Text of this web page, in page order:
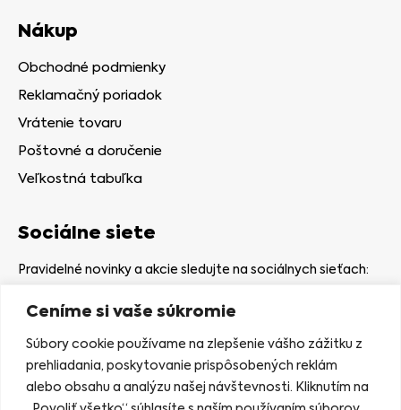
Ceníme si vaše súkromie
Súbory cookie používame na zlepšenie vášho zážitku z
prehliadania, poskytovanie prispôsobených reklám
alebo obsahu a analýzu našej návštevnosti. Kliknutím na
Nákup
Obchodné podmienky
Reklamačný poriadok
Vrátenie tovaru
Poštovné a doručenie
Veľkostná tabuľka
Sociálne siete
Pravidelné novinky a akcie sledujte na sociálnych sieťach:
Kamenná predajňa